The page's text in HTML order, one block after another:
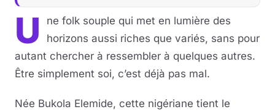
Sciences & Tech
Forum
U
ne folk souple qui met en lumière des
horizons aussi riches que variés, sans pour
autant chercher à ressembler à quelques autres.
Être simplement soi, c’est déjà pas mal.
Née Bukola Elemide, cette nigériane tient le